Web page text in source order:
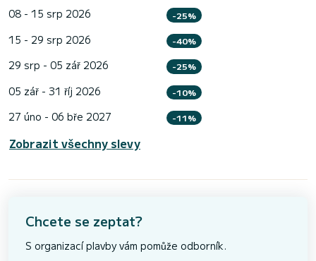
08 - 15 srp 2026 -25%
15 - 29 srp 2026 -40%
29 srp - 05 zář 2026 -25%
05 zář - 31 říj 2026 -10%
27 úno - 06 bře 2027 -11%
Zobrazit všechny slevy
Chcete se zeptat?
S organizací plavby vám pomůže odborník.